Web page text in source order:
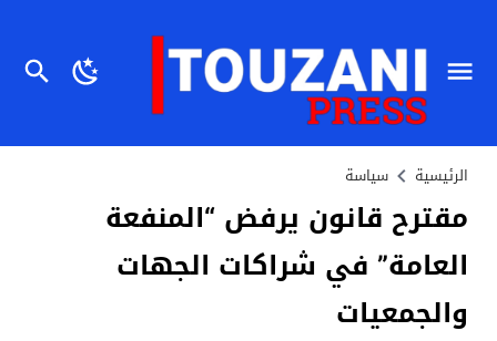
الرئيسية سياسة
مقترح قانون يرفض “المنفعة
العامة” في شراكات الجهات
والجمعيات